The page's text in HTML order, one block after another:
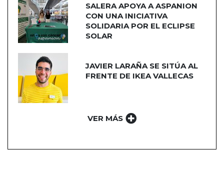
SALERA APOYA A ASPANION
CON UNA INICIATIVA
SOLIDARIA POR EL ECLIPSE
SOLAR
JAVIER LARAÑA SE SITÚA AL
FRENTE DE IKEA VALLECAS
VER MÁS